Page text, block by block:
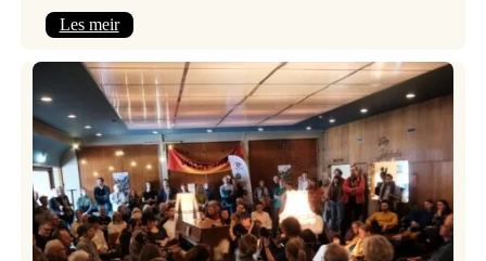
Les meir:
frå
Vossa
Jazz
om
endringar
i
administrasjonen